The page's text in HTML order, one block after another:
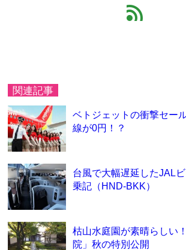
feed
関連記事
ベトジェットの衝撃セー
線が0円！？
台風で大幅遅延したJAL
乗記（HND-BKK）
枯山水庭園が素晴らしい
院」秋の特別公開